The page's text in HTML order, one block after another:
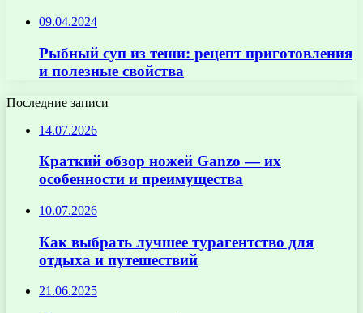
09.04.2024
Рыбный суп из теши: рецепт приготовления
и полезные свойства
Последние записи
14.07.2026
Краткий обзор ножей Ganzo — их
особенности и преимущества
10.07.2026
Как выбрать лучшее турагентство для
отдыха и путешествий
21.06.2025